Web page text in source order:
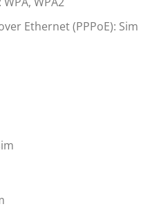
Ethernet (PPPoE): Sim